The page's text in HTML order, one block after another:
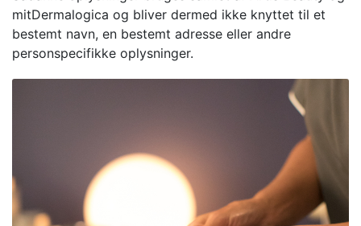
mitDermalogica og bliver dermed ikke knyttet til et
bestemt navn, en bestemt adresse eller andre
personspecifikke oplysninger.